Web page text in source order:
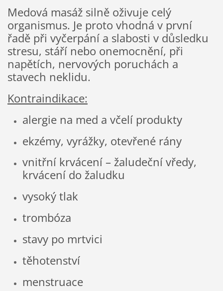
Medová masáž silně oživuje celý
organismus. Je proto vhodná v první
řadě při vyčerpání a slabosti v důsledku
stresu, stáří nebo onemocnění, při
napětích, nervových poruchách a
stavech neklidu.
Kontraindikace:
alergie na med a včelí produkty
ekzémy, vyrážky, otevřené rány
vnitřní krvácení – žaludeční vředy,
krvácení do žaludku
vysoký tlak
trombóza
stavy po mrtvici
těhotenství
menstruace